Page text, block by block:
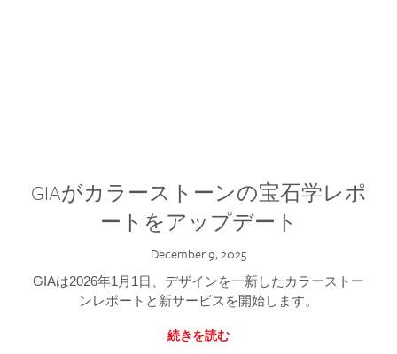
GIAがカラーストーンの宝石学レポ
ートをアップデート
December 9, 2025
GIAは2026年1月1日、デザインを一新したカラーストー
ンレポートと新サービスを開始します。
続きを読む